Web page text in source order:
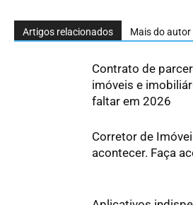
Artigos relacionados Mais do autor
Contrato de
imóveis e
faltar em 2026
Corretor de
acontecer. Faça